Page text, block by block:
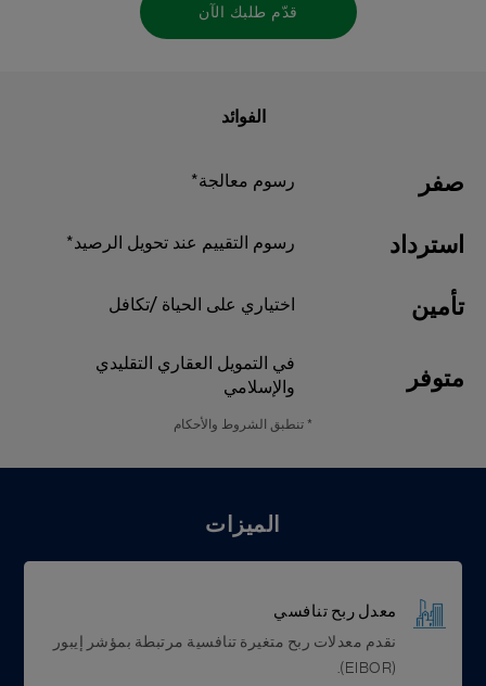
قدّم طلبك الآن
الفوائد
صفر رسوم معالجة*
استرداد رسوم التقييم عند تحويل الرصيد*
تأمين اختياري على الحياة /تكافل
متوفر
في التمويل العقاري التقليدي
والإسلامي
* تنطبق الشروط والأحكام
الميزات
معدل ربح تنافسي
نقدم معدلات ربح متغيرة تنافسية مرتبطة بمؤشر إيبور
(EIBOR).